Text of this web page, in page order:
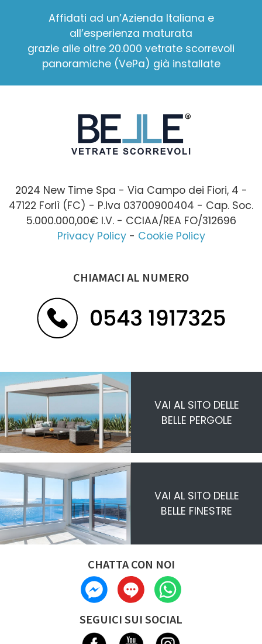
Affidati ad un’Azienda Italiana e
all’esperienza maturata
grazie alle oltre 20.000 vetrate scorrevoli
panoramiche (VePa) già installate
2024 New Time Spa - Via Campo dei Fiori, 4 -
47122 Forlì (FC) - P.Iva 03700900404 - Cap. Soc.
5.000.000,00€ I.V. - CCIAA/REA FO/312696
Privacy Policy- Cookie Policy
CHIAMACI AL NUMERO
VAI AL SITO DELLE
BELLE PERGOLE
VAI AL SITO DELLE
BELLE FINESTRE
CHATTA CON NOI
SEGUICI SUI SOCIAL